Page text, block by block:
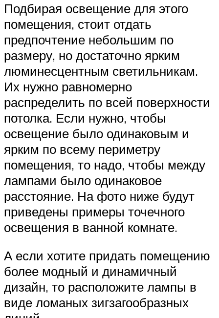
Подбирая освещение для этого
помещения, стоит отдать
предпочтение небольшим по
размеру, но достаточно ярким
люминесцентным светильникам.
Их нужно равномерно
распределить по всей поверхности
потолка. Если нужно, чтобы
освещение было одинаковым и
ярким по всему периметру
помещения, то надо, чтобы между
лампами было одинаковое
расстояние. На фото ниже будут
приведены примеры точечного
освещения в ванной комнате.
А если хотите придать помещению
более модный и динамичный
дизайн, то расположите лампы в
виде ломаных зигзагообразных